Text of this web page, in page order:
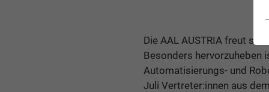
Die AAL AUSTRIA freut
Besonders hervorzuheben
Automatisierungs- und
Juli Vertreter:innen aus